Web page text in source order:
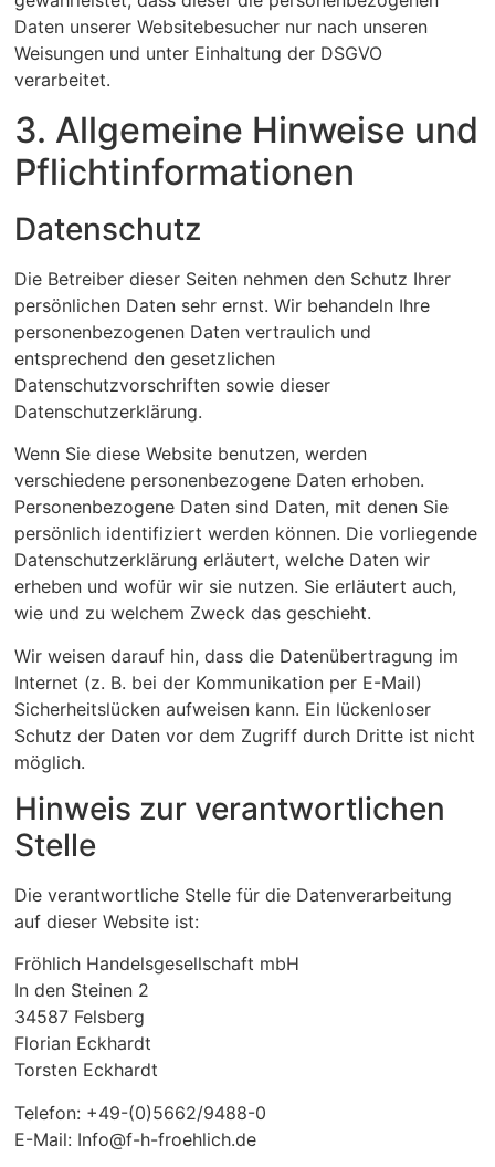
Daten unserer Websitebesucher nur nach unseren
Weisungen und unter Einhaltung der DSGVO
verarbeitet.
3. Allgemeine Hinweise und
Pflicht­informationen
Datenschutz
Die Betreiber dieser Seiten nehmen den Schutz Ihrer
persönlichen Daten sehr ernst. Wir behandeln Ihre
personenbezogenen Daten vertraulich und
entsprechend den gesetzlichen
Datenschutzvorschriften sowie dieser
Datenschutzerklärung.
Wenn Sie diese Website benutzen, werden
verschiedene personenbezogene Daten erhoben.
Personenbezogene Daten sind Daten, mit denen Sie
persönlich identifiziert werden können. Die vorliegende
Datenschutzerklärung erläutert, welche Daten wir
erheben und wofür wir sie nutzen. Sie erläutert auch,
wie und zu welchem Zweck das geschieht.
Wir weisen darauf hin, dass die Datenübertragung im
Internet (z. B. bei der Kommunikation per E-Mail)
Sicherheitslücken aufweisen kann. Ein lückenloser
Schutz der Daten vor dem Zugriff durch Dritte ist nicht
möglich.
Hinweis zur verantwortlichen
Stelle
Die verantwortliche Stelle für die Datenverarbeitung
auf dieser Website ist:
Fröhlich Handelsgesellschaft mbH
In den Steinen 2
34587 Felsberg
Florian Eckhardt
Torsten Eckhardt
Telefon: +49-(0)5662/9488-0
E-Mail: Info@f-h-froehlich.de